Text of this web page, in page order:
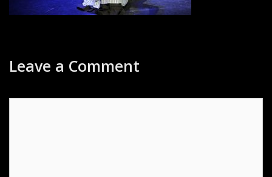
Leave a Comment